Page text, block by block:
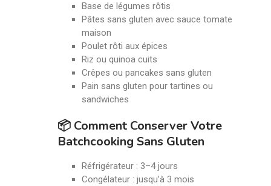
Base de légumes rôtis
Pâtes sans gluten avec sauce tomate
maison
Poulet rôti aux épices
Riz ou quinoa cuits
Crêpes ou pancakes sans gluten
Pain sans gluten pour tartines ou
sandwiches
📦 Comment Conserver Votre
Batchcooking Sans Gluten
Réfrigérateur : 3–4 jours
Congélateur : jusqu’à 3 mois